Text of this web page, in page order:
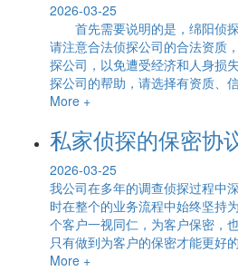
2026-03-25
首先需要说明的是，绵阳侦
请注意合法侦探公司的合法资质
探公司，以免遭受经济和人身损
探公司的帮助，请选择有资质、
More +
私家侦探的保密协
2026-03-25
我公司在多年的调查侦探过程中
时在整个的业务流程中始终坚持
个客户一视同仁，为客户保密，
只有做到为客户的保密才能更好
More +